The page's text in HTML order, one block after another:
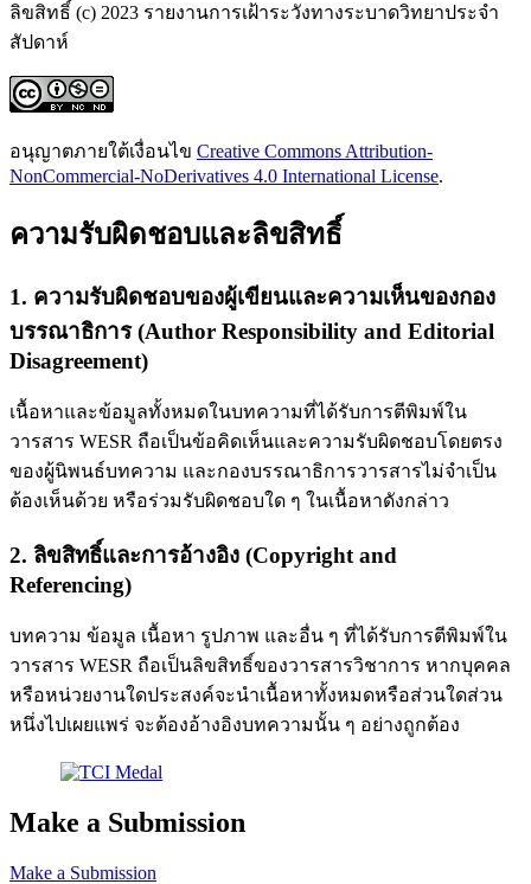
ลิขสิทธิ์ (c) 2023 รายงานการเฝ้าระวังทางระบาดวิทยาประจำ
สัปดาห์
อนุญาตภายใต้เงื่อนไข Creative Commons Attribution-
NonCommercial-NoDerivatives 4.0 International License.
ความรับผิดชอบและลิขสิทธิ์
1. ความรับผิดชอบของผู้เขียนและความเห็นของกอง
บรรณาธิการ (Author Responsibility and Editorial
Disagreement)
เนื้อหาและข้อมูลทั้งหมดในบทความที่ได้รับการตีพิมพ์ใน
วารสาร WESR ถือเป็นข้อคิดเห็นและความรับผิดชอบโดยตรง
ของผู้นิพนธ์บทความ และกองบรรณาธิการวารสารไม่จำเป็น
ต้องเห็นด้วย หรือร่วมรับผิดชอบใด ๆ ในเนื้อหาดังกล่าว
2. ลิขสิทธิ์และการอ้างอิง (Copyright and
Referencing)
บทความ ข้อมูล เนื้อหา รูปภาพ และอื่น ๆ ที่ได้รับการตีพิมพ์ใน
วารสาร WESR ถือเป็นลิขสิทธิ์ของวารสารวิชาการ หากบุคคล
หรือหน่วยงานใดประสงค์จะนำเนื้อหาทั้งหมดหรือส่วนใดส่วน
หนึ่งไปเผยแพร่ จะต้องอ้างอิงบทความนั้น ๆ อย่างถูกต้อง
Make a Submission
Make a Submission